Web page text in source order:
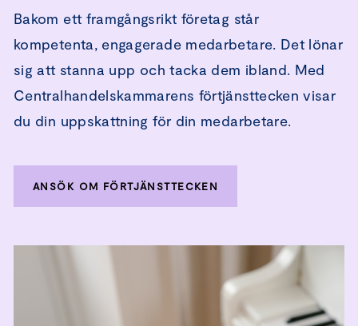
Bakom ett framgångsrikt företag står
kompetenta, engagerade medarbetare. Det lönar
sig att stanna upp och tacka dem ibland. Med
Centralhandelskammarens förtjänsttecken visar
du din uppskattning för din medarbetare.
ANSÖK OM FÖRTJÄNSTTECKEN